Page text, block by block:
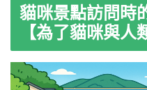
貓咪景點訪問時
【為了貓咪與人